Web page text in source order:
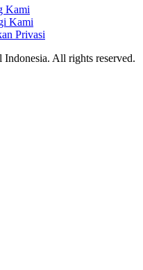
Kami
Kami
Privasi
All rights reserved.